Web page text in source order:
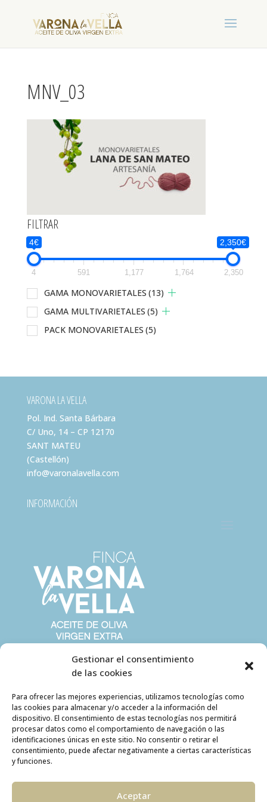
Gestionar el consentimiento
de las cookies
Para ofrecer las mejores experiencias, utilizamos tecnologías como
las cookies para almacenar y/o acceder a la información del
dispositivo. El consentimiento de estas tecnologías nos permitirá
procesar datos como el comportamiento de navegación o las
identificaciones únicas en este sitio. No consentir o retirar el
consentimiento, puede afectar negativamente a ciertas características
y funciones.
Aceptar
MNV_03
FILTRAR
4€ 2,350€
4 591 1,177 1,764 2,350
GAMA MONOVARIETALES (13)
GAMA MULTIVARIETALES (5)
PACK MONOVARIETALES (5)
VARONA LA VELLA
Pol. Ind. Santa Bárbara
C/ Uno, 14 – CP 12170
SANT MATEU
(Castellón)
info@varonalavella.com
INFORMACIÓN